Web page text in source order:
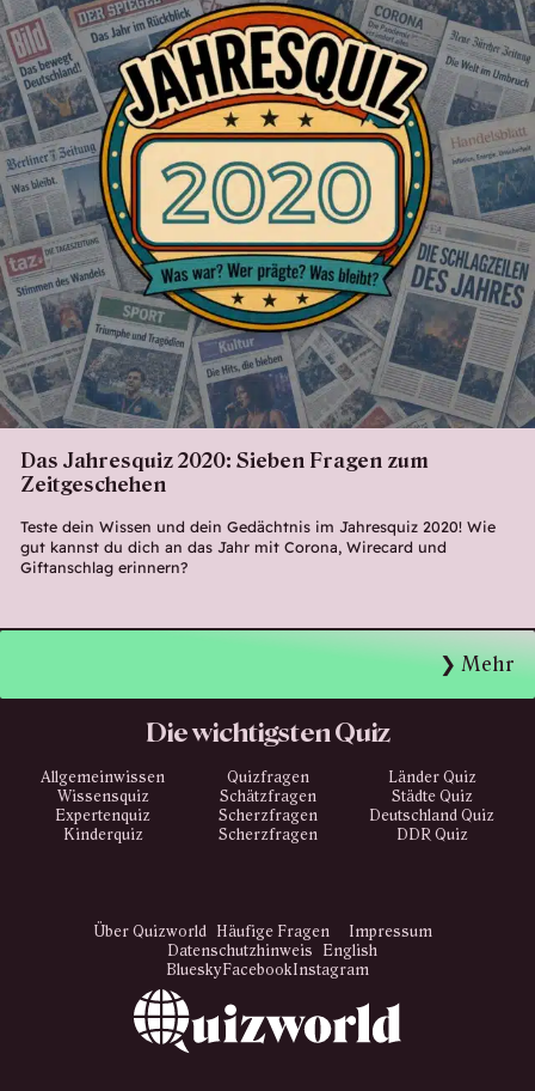
Das Jahresquiz 2020: Sieben Fragen zum
Zeitgeschehen
Teste dein Wissen und dein Gedächtnis im Jahresquiz 2020! Wie
gut kannst du dich an das Jahr mit Corona, Wirecard und
Giftanschlag erinnern?
Mehr
Die wichtigsten Quiz
Allgemeinwissen Quizfragen
Länder Quiz
Wissensquiz
Schätzfragen
Städte Quiz
Expertenquiz
Scherzfragen
Deutschland Quiz
Kinderquiz
Scherzfragen DDR Quiz
Über Quizworld Häufige Fragen
Impressum
Datenschutzhinweis
English
BlueskyFacebookInstagram